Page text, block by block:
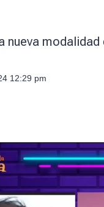
nueva
12:29 pm